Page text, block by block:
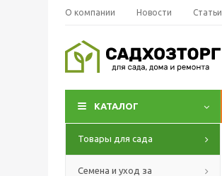
О компании Новости Статьи
КАТАЛОГ
Товары для сада
Семена и уход за